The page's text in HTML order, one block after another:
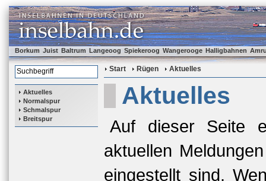
Borkum Juist Baltrum Langeoog Spiekeroog Wangerooge Halligbahnen
Aktuelles
Normalspur
Schmalspur
Breitspur
Start Rügen Aktuelles
Aktuelles
Auf dieser Seite
aktuellen
eingestellt sind.